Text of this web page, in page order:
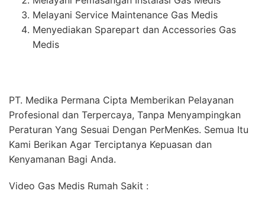
Melayani Service Maintenance Gas Medis
Menyediakan Sparepart dan Accessories Gas
Medis
PT. Medika Permana Cipta Memberikan Pelayanan
Profesional dan Terpercaya, Tanpa Menyampingkan
Peraturan Yang Sesuai Dengan PerMenKes. Semua Itu
Kami Berikan Agar Terciptanya Kepuasan dan
Kenyamanan Bagi Anda.
Video Gas Medis Rumah Sakit :